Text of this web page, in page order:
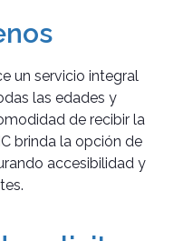
un servicio integral
las edades y
de recibir la
brinda la opción de
accesibilidad y